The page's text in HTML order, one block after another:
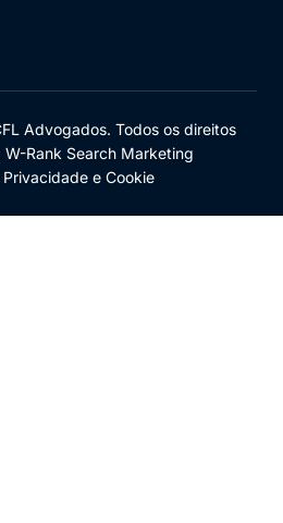
Advogados. Todos os direitos
W-Rank Search Marketing
e Cookie